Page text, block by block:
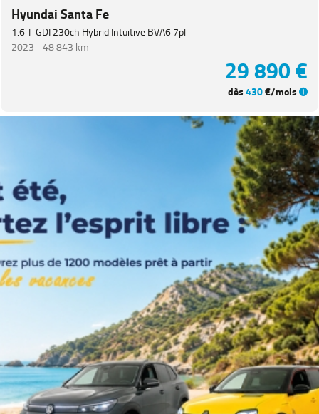
Hyundai Santa Fe
1.6 T-GDI 230ch Hybrid Intuitive BVA6 7pl
2023 -48 843 km
29 890 €
dès430€/mois